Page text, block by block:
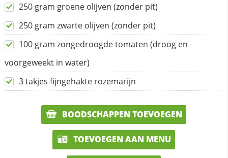
250 gram groene olijven (zonder pit)
250 gram zwarte olijven (zonder pit)
100 gram zongedroogde tomaten (droog en
voorgeweekt in water)
3 takjes fijngehakte rozemarijn
BOODSCHAPPEN TOEVOEGEN
TOEVOEGEN AAN MENU